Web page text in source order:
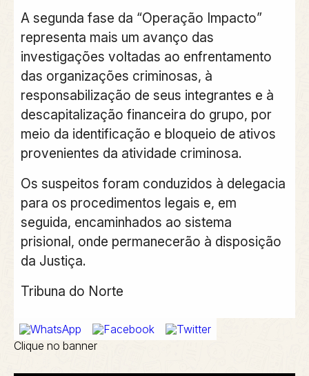
A segunda fase da “Operação Impacto”
representa mais um avanço das
investigações voltadas ao enfrentamento
das organizações criminosas, à
responsabilização de seus integrantes e à
descapitalização financeira do grupo, por
meio da identificação e bloqueio de ativos
provenientes da atividade criminosa.
Os suspeitos foram conduzidos à delegacia
para os procedimentos legais e, em
seguida, encaminhados ao sistema
prisional, onde permanecerão à disposição
da Justiça.
Tribuna do Norte
Clique no banner